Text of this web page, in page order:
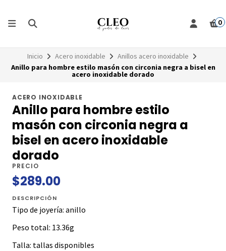
0
Inicio Acero inoxidable
Anillos acero inoxidable
Anillo para hombre estilo masón con circonia negra a bisel en
acero inoxidable dorado
ACERO INOXIDABLE
Anillo para hombre estilo
masón con circonia negra a
bisel en acero inoxidable
dorado
PRECIO
$289.00
DESCRIPCIÓN
Tipo de joyería: anillo
Peso total: 13.36g
Talla: tallas disponibles